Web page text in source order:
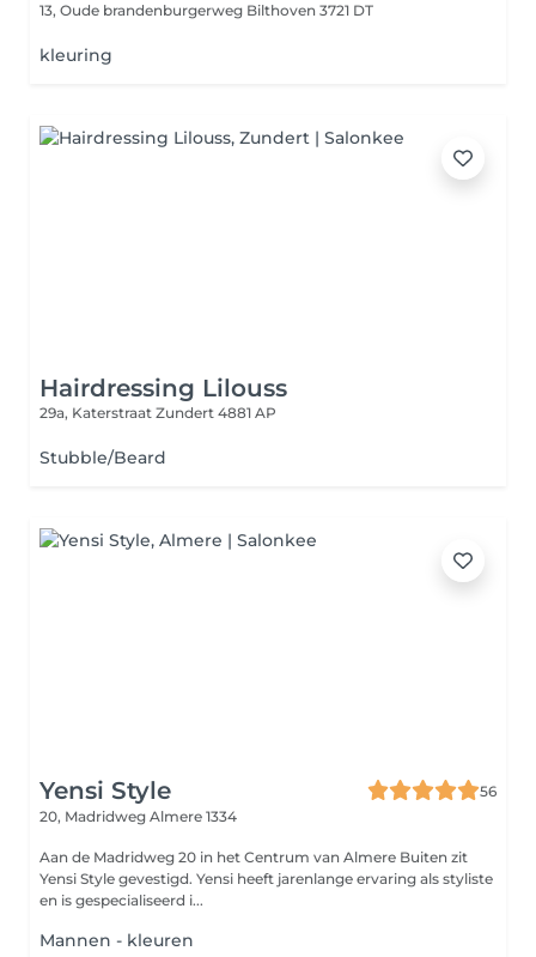
13, Oude brandenburgerweg Bilthoven 3721 DT
kleuring
Hairdressing Lilouss
29a, Katerstraat Zundert 4881 AP
Stubble/Beard
Yensi Style
56
20, Madridweg Almere 1334
Aan de Madridweg 20 in het Centrum van Almere Buiten zit
Yensi Style gevestigd. Yensi heeft jarenlange ervaring als styliste
en is gespecialiseerd i...
Mannen - kleuren